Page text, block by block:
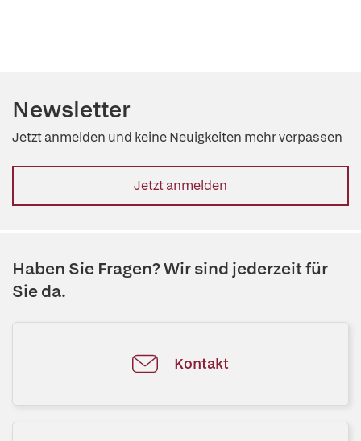
Newsletter
Jetzt anmelden und keine Neuigkeiten mehr verpassen
Jetzt anmelden
Haben Sie Fragen? Wir sind jederzeit für
Sie da.
Kontakt